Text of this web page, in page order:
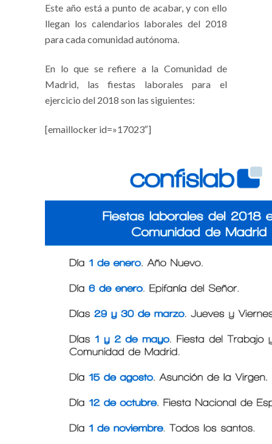
Este año está a punto de acabar, y con ello
llegan los calendarios laborales del 2018
para cada comunidad autónoma.
En lo que se refiere a la Comunidad de
Madrid, las fiestas laborales para el
ejercicio del 2018 son las siguientes:
[emaillocker id=»17023″]